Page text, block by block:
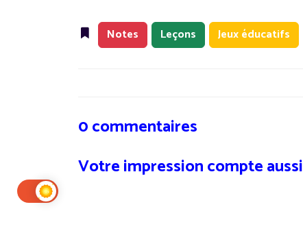
Notes Leçons Jeux éducatifs
0 commentaires
Votre impression compte aussi